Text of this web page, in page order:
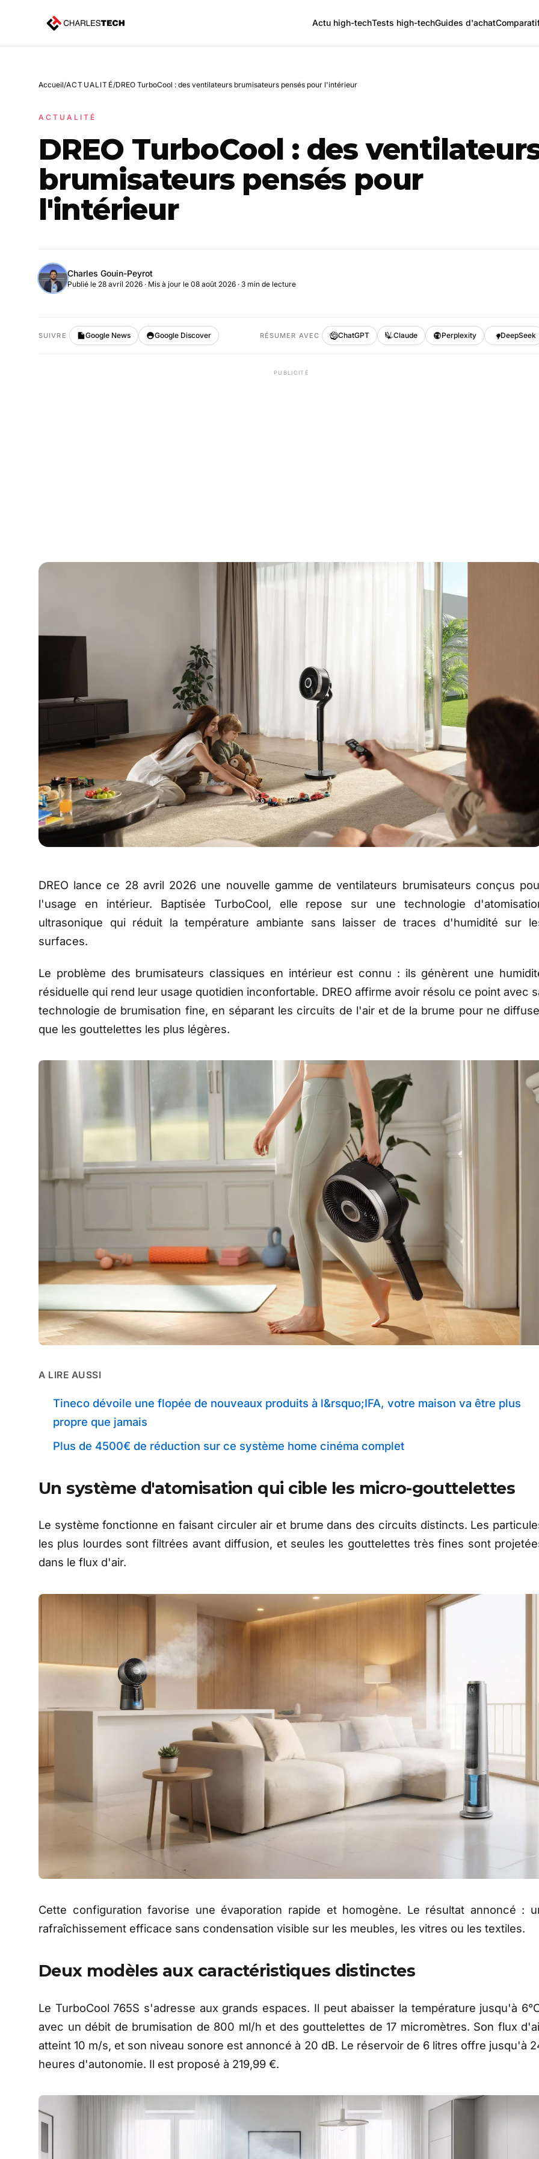
Actu high-techTests high-techGuides d'achat
Accueil/ACTUALITÉ/DREO TurboCool : des ventilateurs brumisateurs pensés pour l'intérieur
ACTUALITÉ
DREO TurboCool : des
brumisateurs pensés pour
l'intérieur
Charles Gouin-Peyrot
Publié le 28 avril 2026 · Mis à jour le 08 août 2026 · 3 min de lecture
SUIVRE Google News Google Discover RÉSUMER AVEC ChatGPT Claude Perplexity DeepSeek
PUBLICITÉ
DREO lance ce 28 avril 2026 une nouvelle gamme de ventilateurs brumisateurs conçus
l'usage en intérieur. Baptisée TurboCool, elle repose sur une technologie
ultrasonique qui réduit la température ambiante sans laisser de traces d'humidité sur
surfaces.
Le problème des brumisateurs classiques en intérieur est connu : ils génèrent une
résiduelle qui rend leur usage quotidien inconfortable. DREO affirme avoir résolu ce point avec
technologie de brumisation fine, en séparant les circuits de l'air et de la brume pour ne
que les gouttelettes les plus légères.
A LIRE AUSSI
Tineco dévoile une flopée de nouveaux produits à l&rsquo;IFA, votre maison va être plus
propre que jamais
Plus de 4500€ de réduction sur ce système home cinéma complet
Un système d'atomisation qui cible les micro-gouttelettes
Le système fonctionne en faisant circuler air et brume dans des circuits distincts. Les
les plus lourdes sont filtrées avant diffusion, et seules les gouttelettes très fines sont
dans le flux d'air.
Cette configuration favorise une évaporation rapide et homogène. Le résultat annoncé :
rafraîchissement efficace sans condensation visible sur les meubles, les vitres ou les textiles.
Deux modèles aux caractéristiques distinctes
Le TurboCool 765S s'adresse aux grands espaces. Il peut abaisser la température jusqu'à
avec un débit de brumisation de 800 ml/h et des gouttelettes de 17 micromètres. Son flux
atteint 10 m/s, et son niveau sonore est annoncé à 20 dB. Le réservoir de 6 litres offre jusqu'à
heures d'autonomie. Il est proposé à 219,99 €.